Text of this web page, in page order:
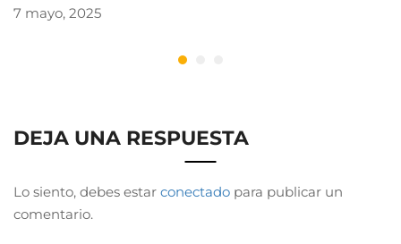
7 mayo, 2025
DEJA UNA RESPUESTA
Lo siento, debes estar conectado para publicar un
comentario.